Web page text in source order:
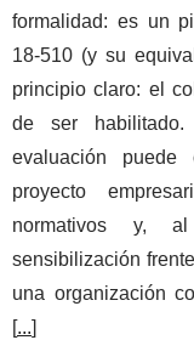
formalidad: es un
18‑510 (y su
principio claro: el
de ser
evaluación
proyecto
normativos y,
sensibilización
una organización
[...]